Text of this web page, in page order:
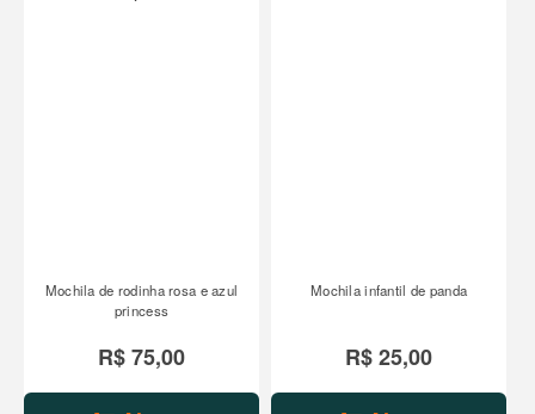
Mochila de rodinha rosa e azul
princess
R$ 75,00
Mochila infantil de panda
R$ 25,00